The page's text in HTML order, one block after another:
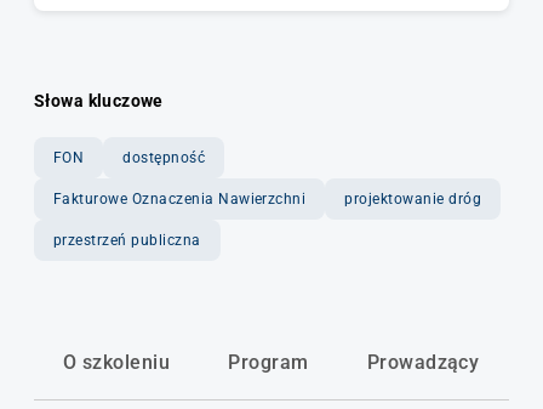
Słowa kluczowe
FON dostępność
Fakturowe Oznaczenia Nawierzchni projektowanie dróg
przestrzeń publiczna
O szkoleniu Program Prowadzący